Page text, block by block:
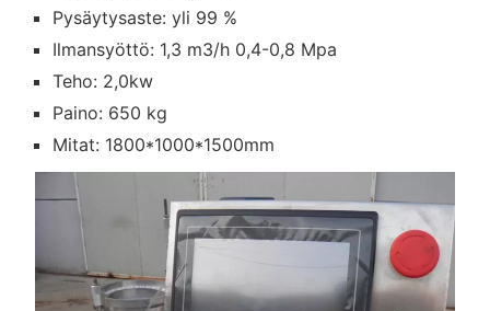
Pysäytysaste: yli 99 %
Ilmansyöttö: 1,3 m3/h 0,4-0,8 Mpa
Teho: 2,0kw
Paino: 650 kg
Mitat: 1800*1000*1500mm